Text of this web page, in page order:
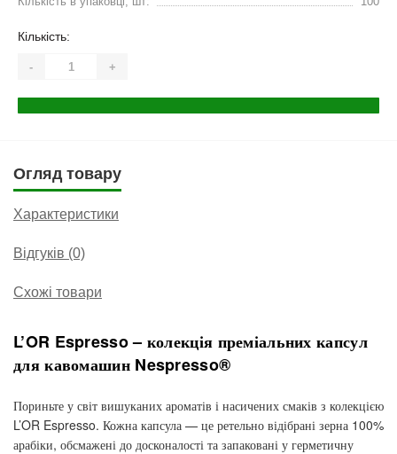
Кількість:
- +
Огляд товару
Характеристики
Відгуків (0)
Схожі товари
L’OR Espresso – колекція преміальних капсул
для кавомашин Nespresso®
Пориньте у світ вишуканих ароматів і насичених смаків з колекцією
L’OR Espresso. Кожна капсула — це ретельно відібрані зерна 100%
арабіки, обсмажені до досконалості та запаковані у герметичну